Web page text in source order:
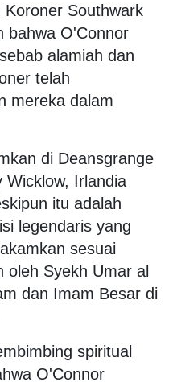
Koroner Southwark
bahwa O'Connor
alamiah dan
telah
mereka dalam
di Deansgrange
Wicklow, Irlandia
itu adalah
legendaris yang
sesuai
oleh Syekh Umar al
dan Imam Besar di
spiritual
O'Connor